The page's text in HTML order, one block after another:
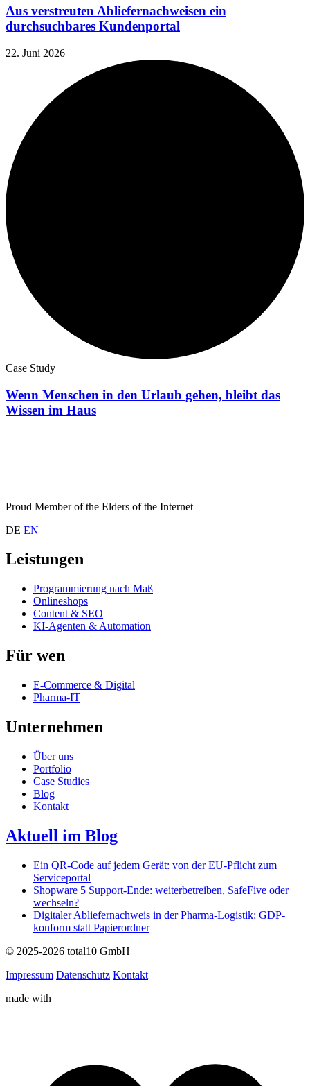
Aus verstreuten Abliefernachweisen ein
durchsuchbares Kundenportal
22. Juni 2026
Case Study
Wenn Menschen in den Urlaub gehen, bleibt das
Wissen im Haus
Proud Member of the Elders of the Internet
DE EN
Leistungen
Programmierung nach Maß
Onlineshops
Content & SEO
KI-Agenten & Automation
Für wen
E-Commerce & Digital
Pharma-IT
Unternehmen
Über uns
Portfolio
Case Studies
Blog
Kontakt
Aktuell im Blog
Ein QR-Code auf jedem Gerät: von der EU-Pflicht zum
Serviceportal
Shopware 5 Support-Ende: weiterbetreiben, SafeFive oder
wechseln?
Digitaler Abliefernachweis in der Pharma-Logistik: GDP-
konform statt Papierordner
© 2025-2026 total10 GmbH
Impressum Datenschutz Kontakt
made with